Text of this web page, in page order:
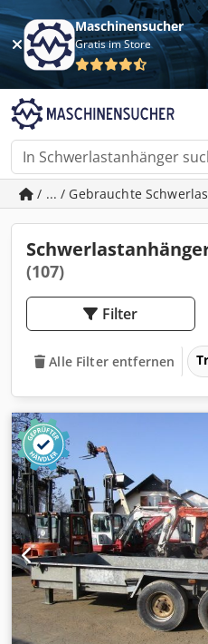
Maschinensucher
Gratis im Store
/ ... / Gebrauchte
(107)
Filter
Alle Filter entfernen